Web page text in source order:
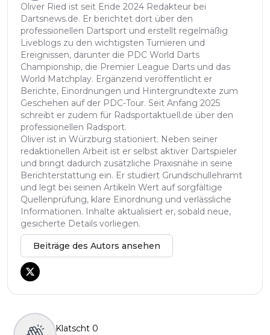
Oliver Ried ist seit Ende 2024 Redakteur bei
Dartsnews.de. Er berichtet dort über den
professionellen Dartsport und erstellt regelmäßig
Liveblogs zu den wichtigsten Turnieren und
Ereignissen, darunter die PDC World Darts
Championship, die Premier League Darts und das
World Matchplay. Ergänzend veröffentlicht er
Berichte, Einordnungen und Hintergrundtexte zum
Geschehen auf der PDC-Tour. Seit Anfang 2025
schreibt er zudem für Radsportaktuell.de über den
professionellen Radsport.
Oliver ist in Würzburg stationiert. Neben seiner
redaktionellen Arbeit ist er selbst aktiver Dartspieler
und bringt dadurch zusätzliche Praxisnähe in seine
Berichterstattung ein. Er studiert Grundschullehramt
und legt bei seinen Artikeln Wert auf sorgfältige
Quellenprüfung, klare Einordnung und verlässliche
Informationen. Inhalte aktualisiert er, sobald neue,
gesicherte Details vorliegen.
Beiträge des Autors ansehen
Klatscht 0